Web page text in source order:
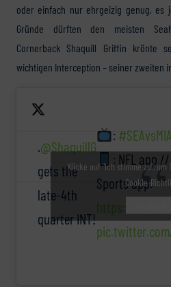
oder einfach nur ehrgeizig genug, es
Gründe dürften den meisten
Cornerback Shaquill Griffin krönte
wichtigen Interception – seiner zweiten
.@ShaquillG
gets the
late-4th
quarter INT!
: #SEAvsMIA
: NFL app
Sports app:
https://t.co/
Klicke auf "Ich stimme zu",
Cookie-